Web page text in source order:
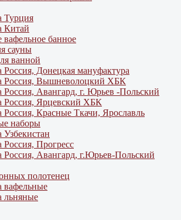
Турция
Китай
вафельное банное
сауны
ванной
Россия, Донецкая мануфактура
Россия, Вышневолоцкий ХБК
Россия, Авангард, г. Юрьев -Польский
Россия, Ярцевский ХБК
Россия, Красные Ткачи, Ярославль
наборы
Россия, Прогресс
Россия, Авангард, г.Юрьев-Польский
полотенец
вафельные
льняные